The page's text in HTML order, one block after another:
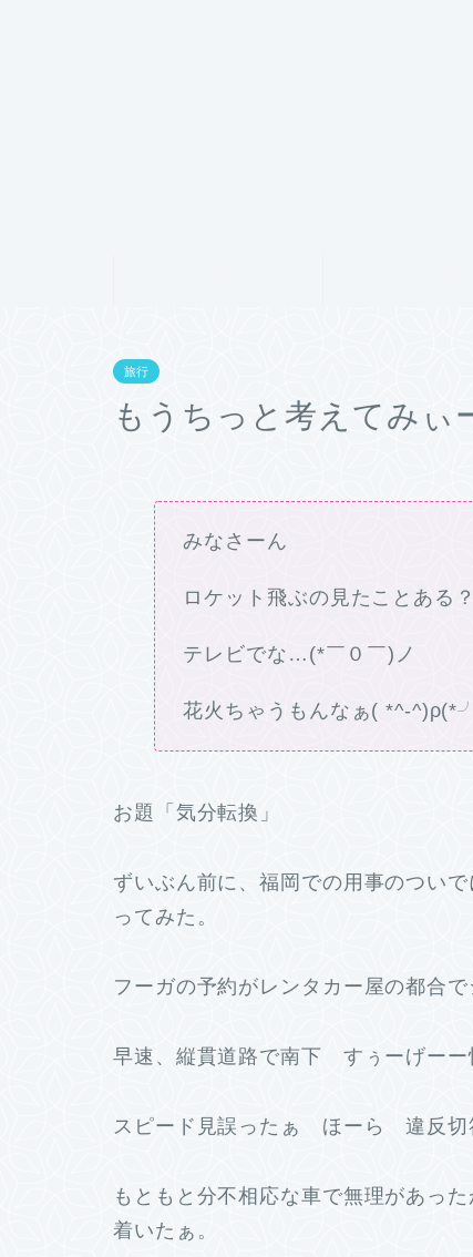
旅行
もうちっと考えてみぃ
みなさーん
ロケット飛ぶの見たことある？
テレビでな…(*￣０￣)ノ
花火ちゃうもんなぁ( *^-
お題「気分転換」
ずいぶん前に、福岡での用事のつい
ってみた。
フーガの予約がレンタカー屋の都合
早速、縦貫道路で南下 すぅーげー
スピード見誤ったぁ ほーら 違反
もともと分不相応な車で無理があっ
着いたぁ。